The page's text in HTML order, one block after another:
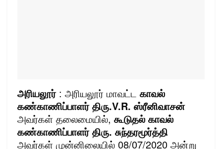
அரியலூர்: அரியலூர் மாவட்ட காவல்
கண்காணிப்பாளர் திரு.V.R. ஸ்ரீனிவாசன்
அவர்கள் தலைமையில், கூடுதல் காவல்
கண்காணிப்பாளர் திரு. சுந்தரமூர்த்தி
அவர்கள் முன்னிலையில் 08/07/2020 அன்று